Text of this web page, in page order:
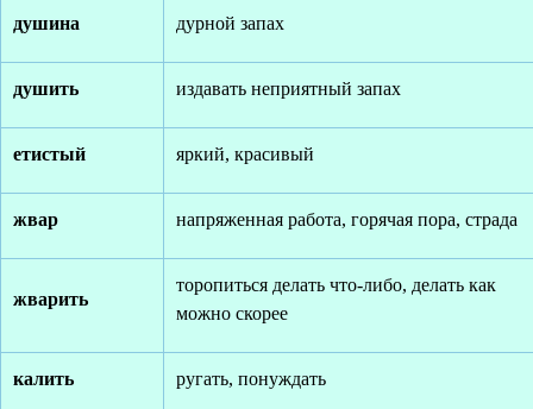
душина дурной запах
душить издавать неприятный запах
етистый яркий, красивый
жвар напряженная работа, горячая пора, страда
жварить
торопиться делать что-либо, делать как
можно скорее
калить ругать, понуждать